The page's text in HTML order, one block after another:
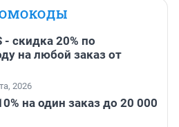
- скидка 20% по
на любой заказ от
2026
на один заказ до 20 000